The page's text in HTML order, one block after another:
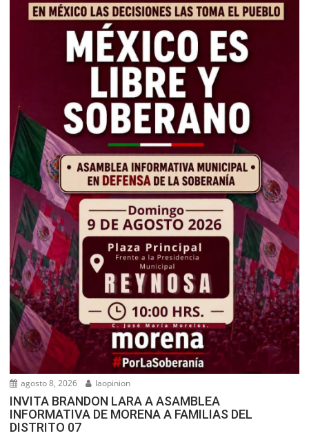
agosto 8, 2026 laopinion
INVITA BRANDON LARA A ASAMBLEA
INFORMATIVA DE MORENA A FAMILIAS DEL
DISTRITO 07